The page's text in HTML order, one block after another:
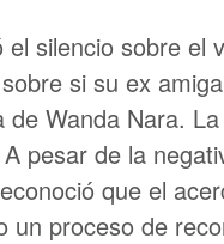
el silencio sobre el
si su ex
de Wanda Nara.
pesar de la
que el
un proceso de